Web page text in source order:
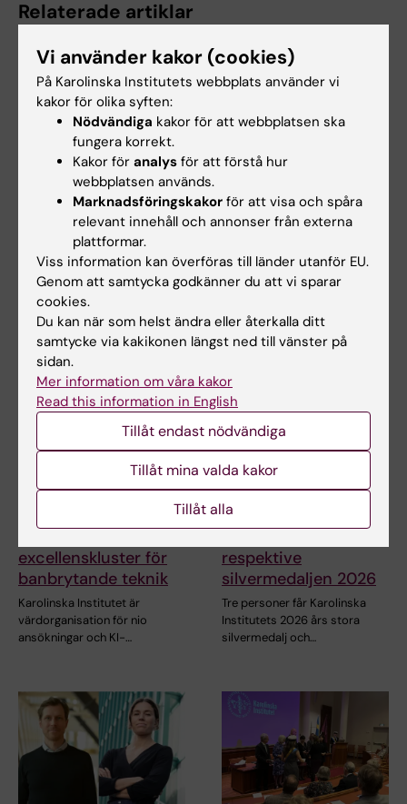
Relaterade artiklar
2 aug 2026
Rekordmånga firade
lika villkor med KI i
Prideparaden
Sensommarsolen värmde över
Stockholm när Karolinska
Institutet deltog i…
Nu kraftsamlar KI
inom medicinsk
KI gör en strategisk satsning
på området medicinsk
12 jun 2026
excellenskluster för
banbrytande teknik
Karolinska Institutet är
värdorganisation för nio
ansökningar och KI-…
22 maj 2026
Fem tilldelas stora
respektive
silvermedaljen 2026
Tre personer får Karolinska
Institutets 2026 års stora
silvermedalj och…
Vi använder kakor (cookies)
På Karolinska Institutets webbplats använder vi
kakor för olika syften:
Nödvändiga kakor för att webbplatsen ska
fungera korrekt.
Kakor för analys för att förstå hur
webbplatsen används.
Marknadsföringskakor för att visa och spåra
relevant innehåll och annonser från externa
plattformar.
Viss information kan överföras till länder utanför EU.
Genom att samtycka godkänner du att vi sparar
cookies.
Du kan när som helst ändra eller återkalla ditt
samtycke via kakikonen längst ned till vänster på
sidan.
Mer information om våra kakor
Read this information in English
Tillåt endast nödvändiga
Tillåt mina valda kakor
Tillåt alla